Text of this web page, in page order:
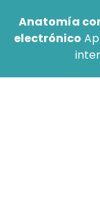
Anatomía
electrónico